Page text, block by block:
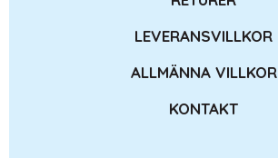
LEVERANSVILLKOR
ALLMÄNNA VILLKOR
KONTAKT